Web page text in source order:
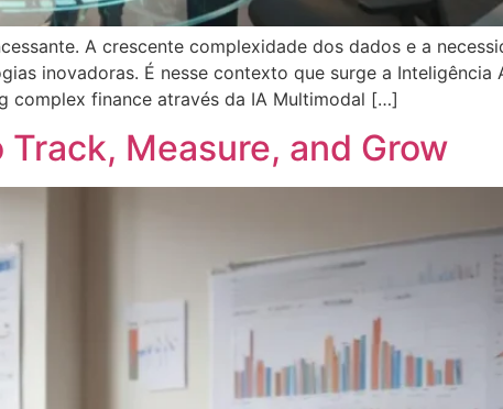
A crescente complexidade dos dados e a
inovadoras. É nesse contexto que surge a Inteligência
complex finance através da IA Multimodal […]
Measure, and Grow